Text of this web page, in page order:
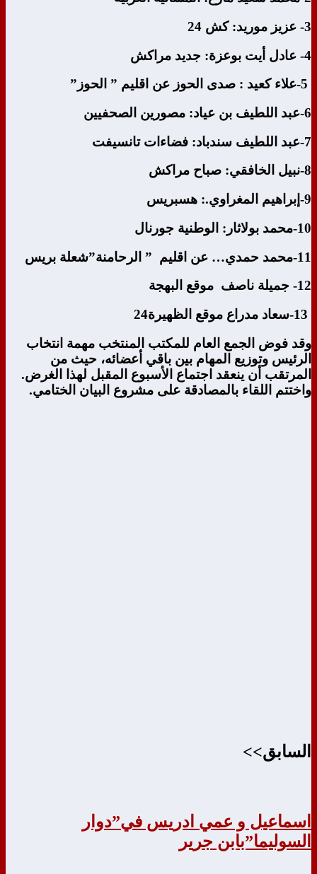
3- عزيز موريد: كش 24
4- عادل أيت بوعزة: جديد مراكش
6-عبد اللطيف بن عياد: مصورين الصحفيين
7-عبد اللطيف سندباد: فضاءات تانسيفت
8-نبيل الخافقي: صباح مراكش
9-إبراهيم المغراوي.: هسبريس
10-محمد بولاثار: الوطنية جورنال
11-محمد حمدي… عن اقليم ” الرحامنة”شعلة بريس
12- جميلة ناصف موقع البهجة
وقد فوض الجمع العام للمكتب المنتخب مهمة انتخاب
الرئيس وتوزيع المهام بين باقي أعضائه، حيث من
المرتقب أن ينعقد اجتماع الأسبوع المقبل لهذا الغرض.
واختتم اللقاء بالمصادقة على مشروع البيان الختامي.
السابق>>
اسماعيل و عمي ادريس في”دوار
السوليما”بابن جرير